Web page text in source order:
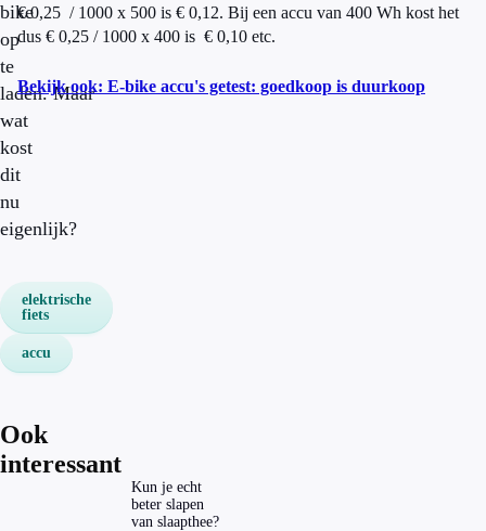
bike
op
te
laden. Maar
wat
kost
dit
nu
eigenlijk?
€ 0,25 / 1000 x 500 is € 0,12. Bij een accu van 400 Wh kost het
dus € 0,25 / 1000 x 400 is € 0,10 etc.
Bekijk ook: E-bike accu's getest: goedkoop is duurkoop
elektrische
fiets
accu
Ook
interessant
Kun je echt
beter slapen
van slaapthee?